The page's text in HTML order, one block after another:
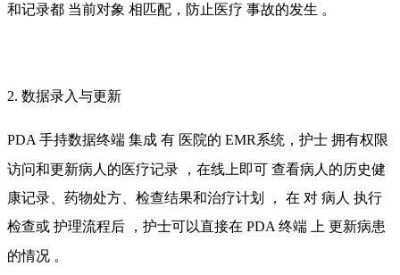
和记录都 当前对象 相匹配，防止医疗 事故的发生 。
2. 数据录入与更新
PDA 手持数据终端 集成 有 医院的 EMR系统，护士 拥有权限
访问和更新病人的医疗记录 ，在线上即可 查看病人的历史健
康记录、药物处方、检查结果和治疗计划
， 在 对 病人 执行
检查或 护理流程后 ，护士可以直接在 PDA 终端 上 更新病患
的情况 。